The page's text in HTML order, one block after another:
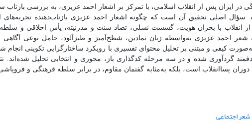
ایران پس از انقلاب اسلامی، با تمرکز بر اشعار احمد عزیزی، به بررسی بازتاب
سؤال اصلی تحقیق آن است که چگونه اشعار احمد عزیزی بازتاب‌دهنده تجربه‌های
با بحران هویت، گسست نسلی، تضاد سنت و مدرنیته، یأس اخلاقی و
احمد عزیزی به‌واسطه زبان نمادین، شطح‌آمیز و طنزآلود، حامل نوعی آگاهی
کیفی و مبتنی بر تحلیل محتوای تفسیری با رویکرد ساختارگرایی تکوینی انجام
گردآوری شده و در سه مرحله کدگذاری باز، محوری و انتخابی تحلیل شده‌اند.
پساانقلاب است، بلکه به‌مثابه گفتمان مقاوم، در برابر سلطه فرهنگی و فروپاشی
شعر اجتماعی